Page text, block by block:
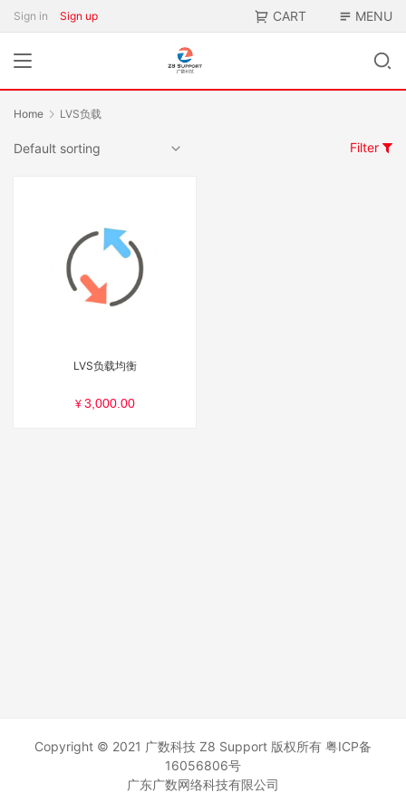
Sign in Sign up CART MENU
Home LVS负载
Filter
LVS负载均衡
¥ 3,000.00
Copyright © 2021 广数科技 Z8 Support 版权所有 粤ICP备
16056806号
广东广数网络科技有限公司